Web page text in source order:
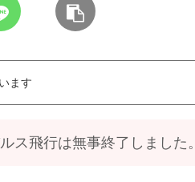
ます
ス飛行は無事終了しました。